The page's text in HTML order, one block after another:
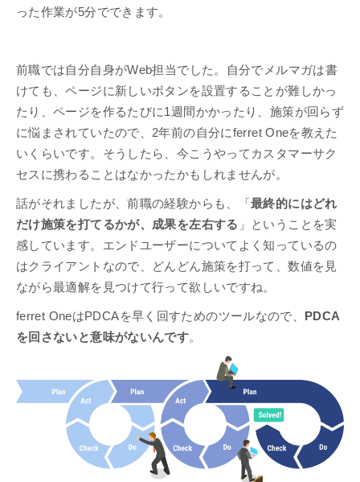
った作業が5分でできます。
前職では自分自身がWeb担当でした。自分でメルマガは書
けても、ページに新しいボタンを設置することが難しかっ
たり、ページを作るたびに1週間かかったり、施策が回らず
に悩まされていたので、2年前の自分にferret Oneを教えた
いくらいです。そうしたら、今こうやってカスタマーサク
セスに携わることはなかったかもしれませんが。
話がそれましたが、前職の経験からも、「最終的にはどれ
だけ施策を打てるかが、成果を左右する 」ということを実
感しています。エンドユーザーについてよく知っているの
はクライアントなので、どんどん施策を打って、数値を見
ながら最適解を見つけて行って欲しいですね。
ferret OneはPDCAを早く回すためのツールなので、 PDCA
を回さないと意味がないんです。